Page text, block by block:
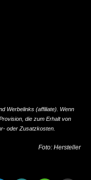
Werbelinks (affiliate). Wenn
die zum Erhalt von
oder Zusatzkosten.
Foto: Hersteller